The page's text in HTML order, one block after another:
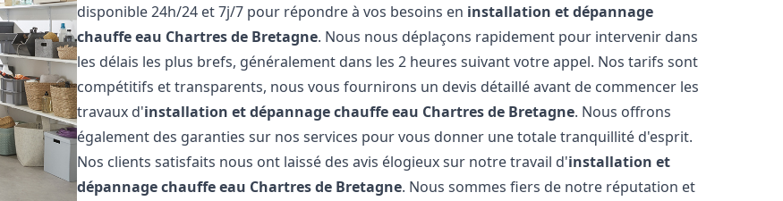
disponible 24h/24 et 7j/7 pour répondre à vos besoins en installation et dépannage
chauffe eau Chartres de Bretagne. Nous nous déplaçons rapidement pour intervenir dans
les délais les plus brefs, généralement dans les 2 heures suivant votre appel. Nos tarifs sont
compétitifs et transparents, nous vous fournirons un devis détaillé avant de commencer les
travaux d'installation et dépannage chauffe eau Chartres de Bretagne. Nous offrons
également des garanties sur nos services pour vous donner une totale tranquillité d'esprit.
Nos clients satisfaits nous ont laissé des avis élogieux sur notre travail d'installation et
dépannage chauffe eau Chartres de Bretagne. Nous sommes fiers de notre réputation et